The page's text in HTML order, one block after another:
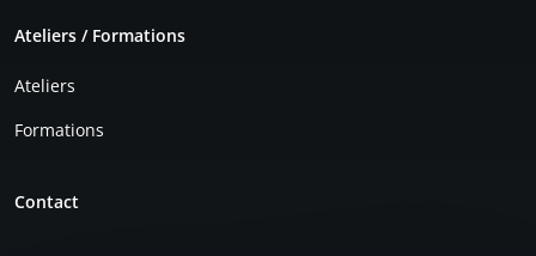
Ateliers / Formations
Ateliers
Formations
Contact